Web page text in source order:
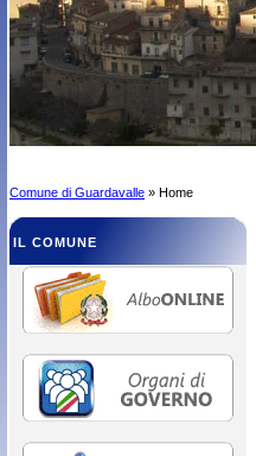
Comune di Guardavalle » Home
IL COMUNE